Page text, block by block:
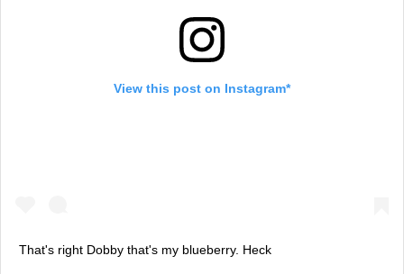
View this post on Instagram*
That's right Dobby that's my blueberry. Heck